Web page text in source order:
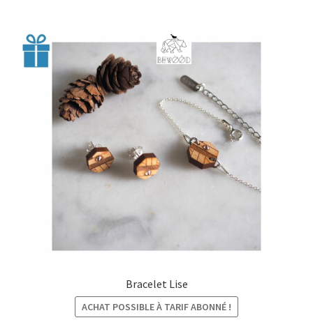
Bracelet Lise
ACHAT POSSIBLE À TARIF ABONNÉ !